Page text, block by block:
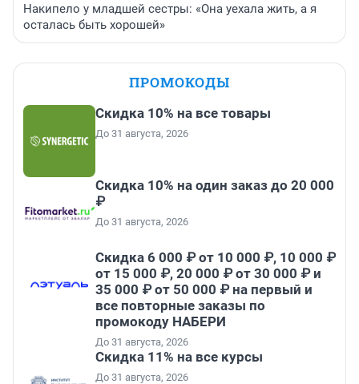
Накипело у младшей сестры: «Она уехала жить, а я
осталась быть хорошей»
ПРОМОКОДЫ
Скидка 10% на все товары
До 31 августа, 2026
Скидка 10% на один заказ до 20 000
₽
До 31 августа, 2026
Скидка 6 000 ₽ от 10 000 ₽, 10 000 ₽
от 15 000 ₽, 20 000 ₽ от 30 000 ₽ и
35 000 ₽ от 50 000 ₽ на первый и
все повторные заказы по
промокоду НАБЕРИ
До 31 августа, 2026
Скидка 11% на все курсы
До 31 августа, 2026